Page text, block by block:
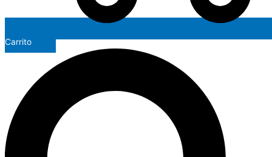
Carrito